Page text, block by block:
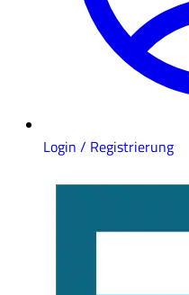
Login / Registrierung